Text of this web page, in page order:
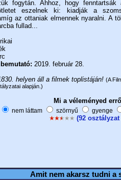
fogytán. Ahhoz, hogy fenntartsák
eszelnek ki: kiadják a
az ottaniak elmennek nyaralni. A
fullad...
2019. február 28.
helyen áll a filmek toplistáján! (A
alapján.)
Mi a véleményed
nem láttam szörnyű gyenge
(92
Amit nem akarsz tudni a